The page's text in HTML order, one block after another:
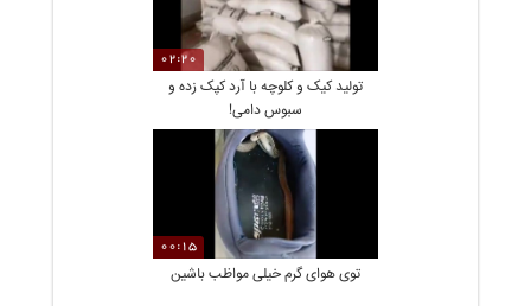
02:20
تولید کیک و کلوچه با آرد کپک زده و
سبوس دامی!
00:15
توی هوای گرم خیلی مواظب باشین